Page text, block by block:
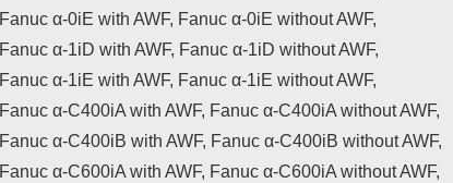
Fanuc α-0iE with AWF, Fanuc α-0iE without AWF,
Fanuc α-1iD with AWF, Fanuc α-1iD without AWF,
Fanuc α-1iE with AWF, Fanuc α-1iE without AWF,
Fanuc α-C400iA with AWF, Fanuc α-C400iA without AWF,
Fanuc α-C400iB with AWF, Fanuc α-C400iB without AWF,
Fanuc α-C600iA with AWF, Fanuc α-C600iA without AWF,